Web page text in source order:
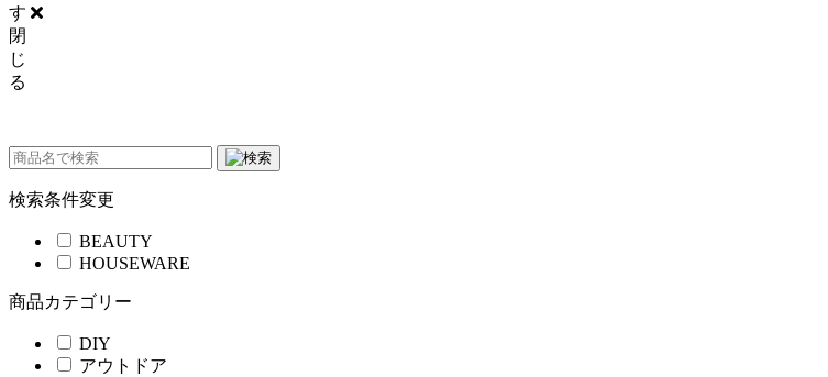
す
閉
じ
る
検索条件変更
BEAUTY
HOUSEWARE
商品カテゴリー
DIY
アウトドア